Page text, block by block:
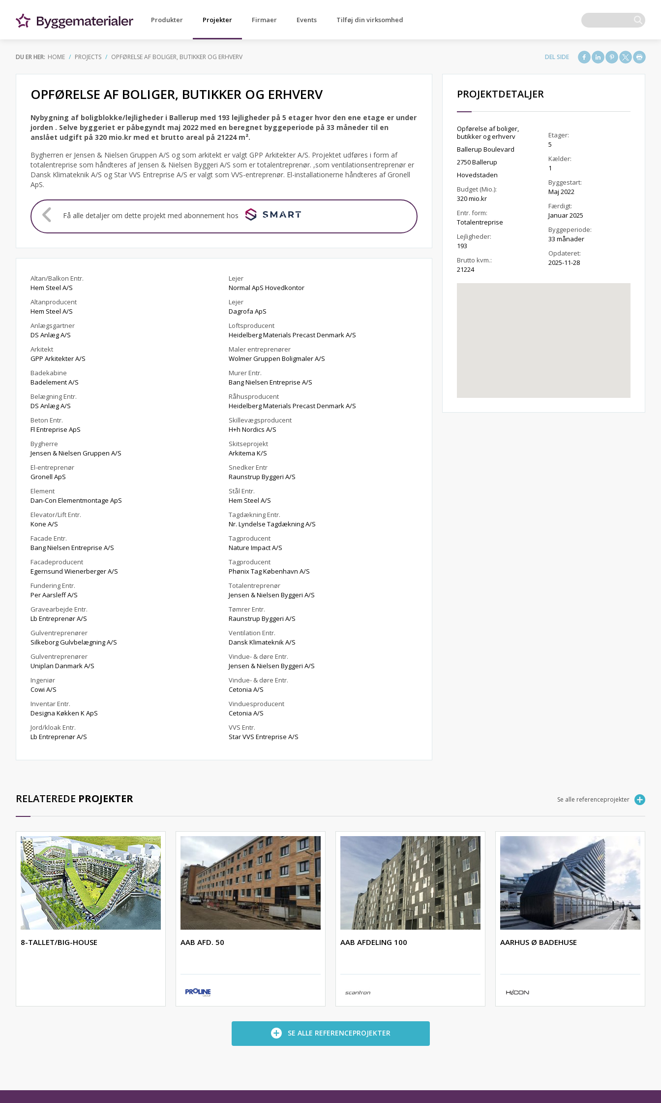
Produkter Projekter Firmaer Events Tilføj din virksomhed
DU ER HER: HOME PROJECTS OPFØRELSE AF BOLIGER, BUTIKKER OG ERHVERV
OPFØRELSE AF BOLIGER, BUTIKKER OG ERHVERV
Nybygning af boligblokke/lejligheder i Ballerup med 193 lejligheder på 5 etager hvor den ene etage er under
jorden . Selve byggeriet er påbegyndt maj 2022 med en beregnet byggeperiode på 33 måneder til en
anslået udgift på 320 mio.kr med et brutto areal på 21224 m².
Bygherren er Jensen & Nielsen Gruppen A/S og som arkitekt er valgt GPP Arkitekter A/S. Projektet udføres i form af
totalentreprise som håndteres af Jensen & Nielsen Byggeri A/S som er totalentreprenør. ,som ventilationsentreprenør er
Dansk Klimateknik A/S og Star VVS Entreprise A/S er valgt som VVS-entreprenør. El-installationerne håndteres af Gronell
ApS.
Få alle detaljer om dette projekt med abonnement hos
Altan/Balkon Entr.
Hem Steel A/S
Altanproducent
Hem Steel A/S
Anlægsgartner
DS Anlæg A/S
Arkitekt
GPP Arkitekter A/S
Badekabine
Badelement A/S
Belægning Entr.
DS Anlæg A/S
Beton Entr.
Fl Entreprise ApS
Bygherre
Jensen & Nielsen Gruppen A/S
El-entreprenør
Gronell ApS
Element
Dan-Con Elementmontage ApS
Elevator/Lift Entr.
Kone A/S
Facade Entr.
Bang Nielsen Entreprise A/S
Facadeproducent
Egernsund Wienerberger A/S
Fundering Entr.
Per Aarsleff A/S
Gravearbejde Entr.
Lb Entreprenør A/S
Gulventreprenører
Silkeborg Gulvbelægning A/S
Gulventreprenører
Uniplan Danmark A/S
Ingeniør
Cowi A/S
Inventar Entr.
Designa Køkken K ApS
Jord/kloak Entr.
Lb Entreprenør A/S
Lejer
Normal ApS Hovedkontor
Lejer
Dagrofa ApS
Loftsproducent
Heidelberg Materials Precast Denmark A/S
Maler entreprenører
Wolmer Gruppen Boligmaler A/S
Murer Entr.
Bang Nielsen Entreprise A/S
Råhusproducent
Heidelberg Materials Precast Denmark A/S
Skillevægsproducent
H+h Nordics A/S
Skitseprojekt
Arkitema K/S
Snedker Entr
Raunstrup Byggeri A/S
Stål Entr.
Hem Steel A/S
Tagdækning Entr.
Nr. Lyndelse Tagdækning A/S
Tagproducent
Nature Impact A/S
Tagproducent
Phønix Tag København A/S
Totalentreprenør
Jensen & Nielsen Byggeri A/S
Tømrer Entr.
Raunstrup Byggeri A/S
Ventilation Entr.
Dansk Klimateknik A/S
Vindue- & døre Entr.
Jensen & Nielsen Byggeri A/S
Vindue- & døre Entr.
Cetonia A/S
Vinduesproducent
Cetonia A/S
VVS Entr.
Star VVS Entreprise A/S
PROJEKTDETALJER
Opførelse af boliger,
butikker og erhverv
Ballerup Boulevard
2750 Ballerup
Hovedstaden
Budget (Mio.):
320 mio.kr
Entr. form:
Totalentreprise
Lejligheder:
193
Brutto kvm.:
21224
Etager:
5
Kælder:
1
Byggestart:
Maj 2022
Færdigt:
Januar 2025
Byggeperiode:
33 månader
Opdateret:
2025-11-28
Se alle referenceprojekter
RELATEREDE PROJEKTER
8-TALLET/BIG-HOUSE AAB AFD. 50 AAB AFDELING 100 AARHUS Ø BADEHUSE
SE ALLE REFERENCEPROJEKTER